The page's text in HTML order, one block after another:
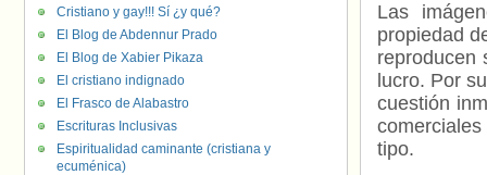
Las
propiedad
reproducen
lucro. Por
cuestión
tipo.
Cristiano y gay!!! Sí ¿y qué?
El Blog de Abdennur Prado
El Blog de Xabier Pikaza
El cristiano indignado
El Frasco de Alabastro
Escrituras Inclusivas
Espiritualidad caminante (cristiana y
ecuménica)